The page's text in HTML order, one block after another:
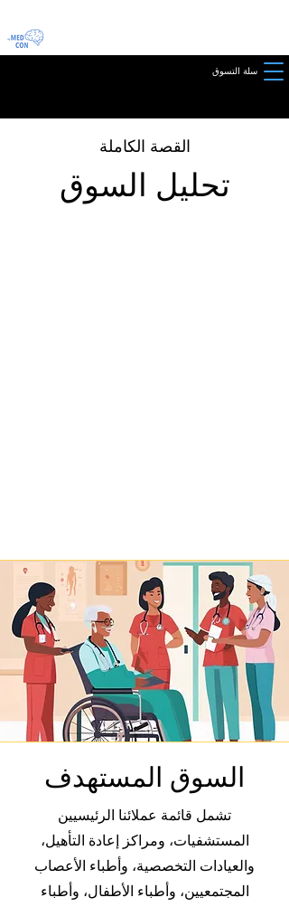
سلة التسوق
القصة الكاملة
تحليل السوق
السوق المستهدف
تشمل قائمة عملائنا الرئيسيين
المستشفيات، ومراكز إعادة التأهيل،
والعيادات التخصصية، وأطباء الأعصاب
المجتمعيين، وأطباء الأطفال، وأطباء